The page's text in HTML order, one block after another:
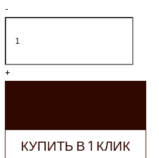
-
+
КУПИТЬ В 1 КЛИК